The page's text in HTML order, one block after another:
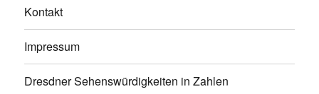
Kontakt
Impressum
Dresdner Sehenswürdigkeiten in Zahlen